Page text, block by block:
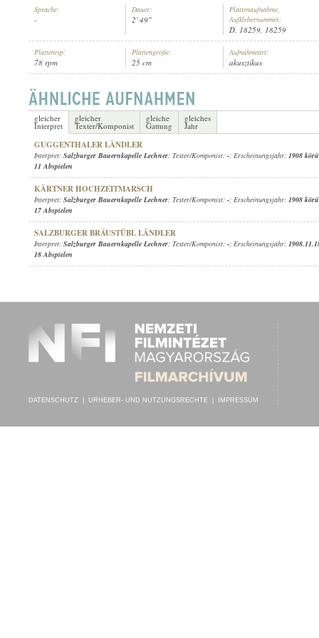
Sprache:
-
Dauer:
2' 49"
Plattenaufnahme,
Aufklebernummer:
D. 18259, 18259
Plattentyp:
78 rpm
Plattengröße:
25 cm
Aufnahmeart:
akusztikus
gleicher
Interpret
gleicher
Texter/Komponist
gleiche
Gattung
gleiches
Jahr
GUGGENTHALER LÄNDLER
Interpret: Salzburger Bauernkapelle Lechner; Texter/Komponist: -; Erscheinungsjahr: 1908
11 Abspielen
KÄRTNER HOCHZEITMARSCH
Interpret: Salzburger Bauernkapelle Lechner; Texter/Komponist: -; Erscheinungsjahr: 1908
17 Abspielen
SALZBURGER BRÄUSTÜBL LÄNDLER
Interpret: Salzburger Bauernkapelle Lechner; Texter/Komponist: -; Erscheinungsjahr:
18 Abspielen
DATENSCHUTZ URHEBER- UND NUTZUNGSRECHTE IMPRESSUM